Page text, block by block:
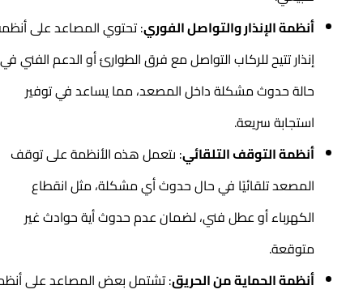
أنظمة الإنذار والتواصل الفوري: تحتوي المصاعد على أنظمة
إنذار تتيح للركاب التواصل مع فرق الطوارئ أو الدعم الفني في
حالة حدوث مشكلة داخل المصعد، مما يساعد في توفير
استجابة سريعة.
أنظمة التوقف التلقائي: ىتعمل هذه الأنظمة على توقف
المصعد تلقائيًا في حال حدوث أي مشكلة، مثل انقطاع
الكهرباء أو عطل فني، لضمان عدم حدوث أية حوادث غير
متوقعة.
أنظمة الحماية من الحريق: تشتمل بعض المصاعد على أنظمة